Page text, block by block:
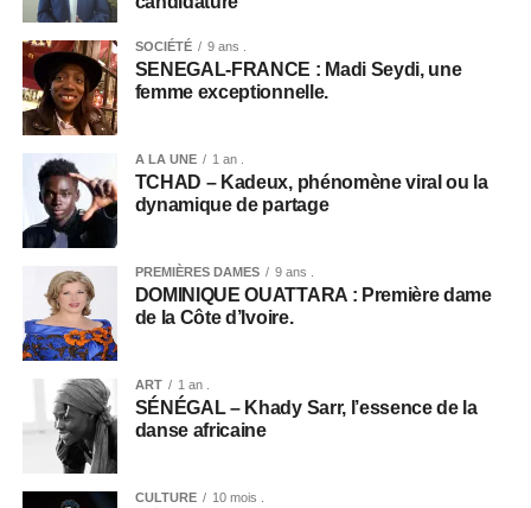
SOCIÉTÉ 9 ans .
SENEGAL-FRANCE : Madi Seydi, une
femme exceptionnelle.
A LA UNE 1 an .
TCHAD – Kadeux, phénomène viral ou la
dynamique de partage
PREMIÈRES DAMES 9 ans .
DOMINIQUE OUATTARA : Première dame
de la Côte d’Ivoire.
ART 1 an .
SÉNÉGAL – Khady Sarr, l’essence de la
danse africaine
CULTURE 10 mois .